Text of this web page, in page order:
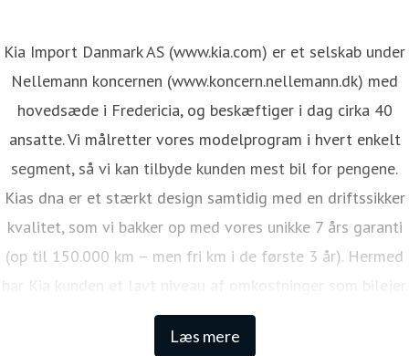
Læs mere
Kia Import Danmark AS (www.kia.com) er et selskab under
Nellemann koncernen (www.koncern.nellemann.dk) med
hovedsæde i Fredericia, og beskæftiger i dag cirka 40
ansatte. Vi målretter vores modelprogram i hvert enkelt
segment, så vi kan tilbyde kunden mest bil for pengene.
Kias dna er et stærkt design samtidig med en driftssikker
kvalitet, som vi bakker op med vores unikke 7 års garanti
(op til 150.000 km – men fri km i de første 3 år). Hermed
har Kia kunden et lavt niveau af omkostninger som bilejer.
Den lange garanti sikrer samtidig én af de højeste
restværdier i markedet.